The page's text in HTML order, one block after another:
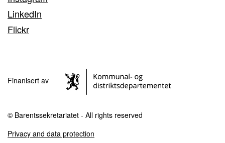
LinkedIn
Flickr
Finanisert av
© Barentssekretariatet - All rights reserved
Privacy and data protection